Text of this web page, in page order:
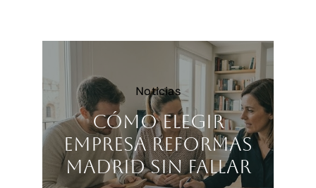
casa
Noticias
Cómo elegir
empresa reformas
Madrid sin fallar